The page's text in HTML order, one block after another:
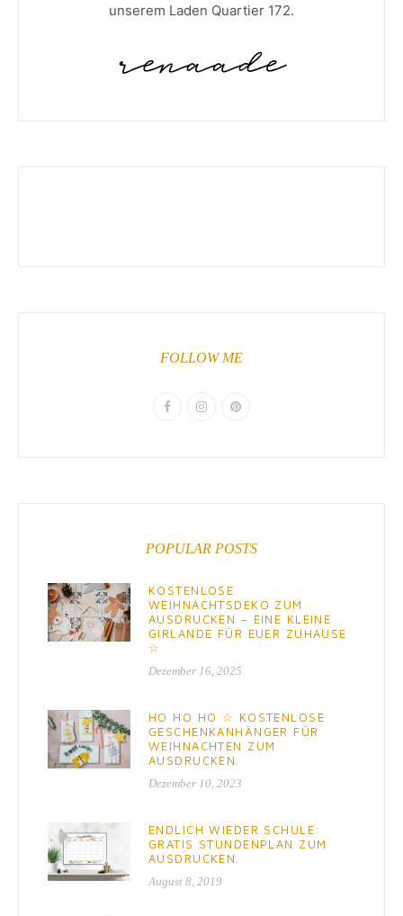
unserem Laden Quartier 172.
FOLLOW ME
POPULAR POSTS
KOSTENLOSE
WEIHNACHTSDEKO ZUM
AUSDRUCKEN – EINE KLEINE
GIRLANDE FÜR EUER ZUHAUSE
☆
Dezember 16, 2025
HO HO HO ☆ KOSTENLOSE
GESCHENKANHÄNGER FÜR
WEIHNACHTEN ZUM
AUSDRUCKEN.
Dezember 10, 2023
ENDLICH WIEDER SCHULE:
GRATIS STUNDENPLAN ZUM
AUSDRUCKEN.
August 8, 2019